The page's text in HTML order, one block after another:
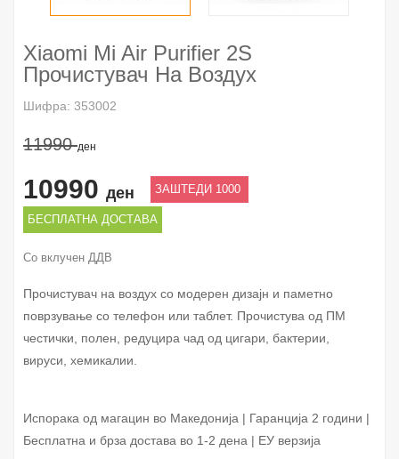
Xiaomi Mi Air Purifier 2S
Прочистувач На Воздух
Шифра: 353002
11990ден
10990 ден ЗАШТЕДИ 1000
БЕСПЛАТНА ДОСТАВА
Со вклучен ДДВ
Прочистувач на воздух со модерен дизајн и паметно
поврзување со телефон или таблет. Прочистува од ПМ
честички, полен, редуцира чад од цигари, бактерии,
вируси, хемикалии.
Испорака од магацин во Македонија | Гаранција 2 години |
Бесплатна и брза достава во 1-2 дена | ЕУ верзија